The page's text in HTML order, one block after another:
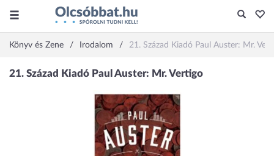
Könyv és Zene Irodalom 21. Század Kiadó Paul Auster: Mr.